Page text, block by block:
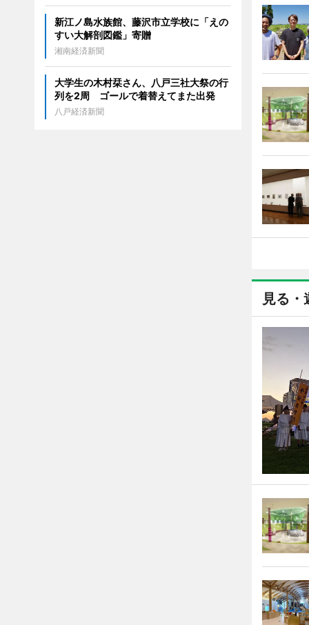
見る・
新江ノ島水族館、藤沢市立学校に「えの
すい大解剖図鑑」寄贈
湘南経済新聞
大学生の木村栞さん、八戸三社大祭の行
列を2周 ゴールで着替えてまた出発
八戸経済新聞